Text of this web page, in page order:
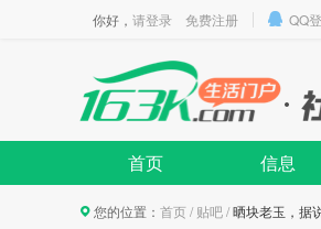
你好， 请登录 免费注册 QQ
首页 信息
您的位置： 首页/ 贴吧/晒块老玉，据